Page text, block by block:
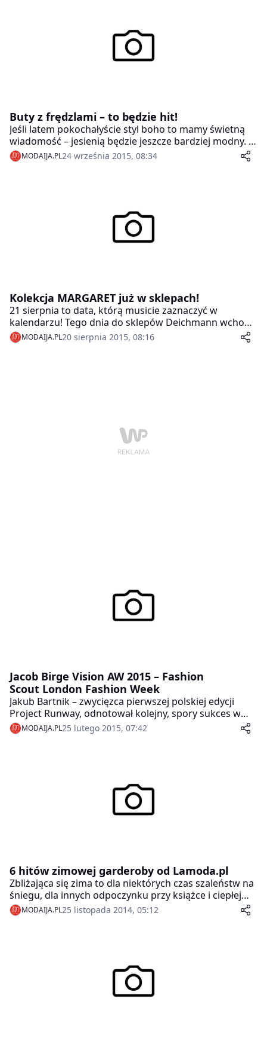
Buty z frędzlami – to będzie hit!
Jeśli latem pokochałyście styl boho to mamy świetną
wiadomość – jesienią będzie jeszcze bardziej modny. A
buty z frędzlami – to będzie hit!
MODAIJA.PL24 września 2015, 08:34
Kolekcja MARGARET już w sklepach!
21 sierpnia to data, którą musicie zaznaczyć w
kalendarzu! Tego dnia do sklepów Deichmann wchodzi
kolekcja butów i dodatków sygnowana przez
MARGARET. Wśród propozycji znajdziemy m.in.:
MODAIJA.PL20 sierpnia 2015, 08:16
Jacob Birge Vision AW 2015 – Fashion
Scout London Fashion Week
Jakub Bartnik – zwycięzca pierwszej polskiej edycji
Project Runway, odnotował kolejny, spory sukces w
swojej modowej karierze. Po warszawskim debiucie
odważnej kolekcji jesień/zima 2015/2016 nadszedł czas
zaprezentowane zostały ponad 30 sylwetki z
najnowszej kolekcji Jacoba.
MODAIJA.PL25 lutego 2015, 07:42
6 hitów zimowej garderoby od Lamoda.pl
Zbliżająca się zima to dla niektórych czas szaleństw na
śniegu, dla innych odpoczynku przy książce i ciepłej
herbacie. Nieważne jak lubicie spędzać czas w mroźne
dni – gwarantujemy, że upłynie wam milej, jeżeli w
MODAIJA.PL25 listopada 2014, 05:12